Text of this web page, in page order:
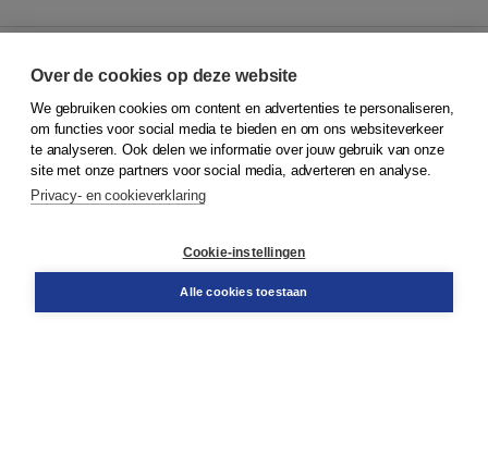
© 2026Koninklijke Boom uitgevers
Klantenservice
Service & informatie
Contact
Over de cookies op deze website
We gebruiken cookies om content en advertenties te personaliseren,
om functies voor social media te bieden en om ons websiteverkeer
te analyseren. Ook delen we informatie over jouw gebruik van onze
site met onze partners voor social media, adverteren en analyse.
Privacy- en cookieverklaring
Cookie-instellingen
Alle cookies toestaan